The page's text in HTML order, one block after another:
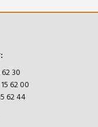
30
62 00
62 44